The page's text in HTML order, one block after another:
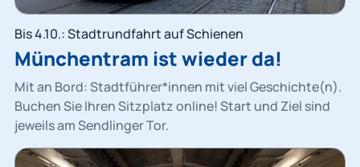
Bis 4.10.: Stadtrundfahrt auf Schienen
Münchentram ist wieder da!
Mit an Bord: Stadtführer*innen mit viel Geschichte(n).
Buchen Sie Ihren Sitzplatz online! Start und Ziel sind
jeweils am Sendlinger Tor.